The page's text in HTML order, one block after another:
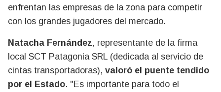
enfrentan las empresas de la zona para competir
con los grandes jugadores del mercado.
Natacha Fernández, representante de la firma
local SCT Patagonia SRL (dedicada al servicio de
cintas transportadoras), valoró el puente tendido
por el Estado. "Es importante para todo el